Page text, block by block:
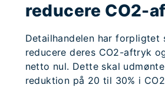
reducere CO2-
Detailhandelen har forpligtet
reducere deres CO2-aftryk
netto nul. Dette skal
reduktion på 20 til 30% i